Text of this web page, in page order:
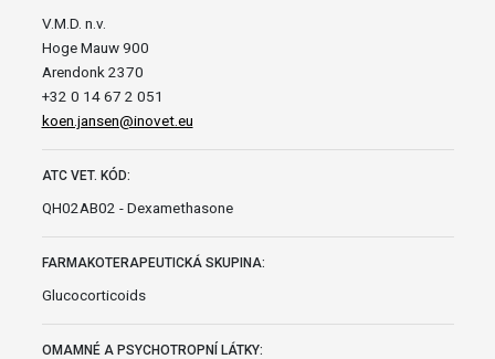
V.M.D. n.v.
Hoge Mauw 900
Arendonk 2370
+32 0 14 67 2 051
koen.jansen@inovet.eu
ATC VET. KÓD:
QH02AB02 - Dexamethasone
FARMAKOTERAPEUTICKÁ SKUPINA:
Glucocorticoids
OMAMNÉ A PSYCHOTROPNÍ LÁTKY: